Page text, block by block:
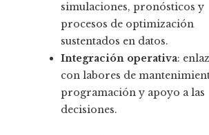
simulaciones, pronósticos y
procesos de optimización
sustentados en datos.
Integración operativa:
con labores de
programación y apoyo a las
decisiones.